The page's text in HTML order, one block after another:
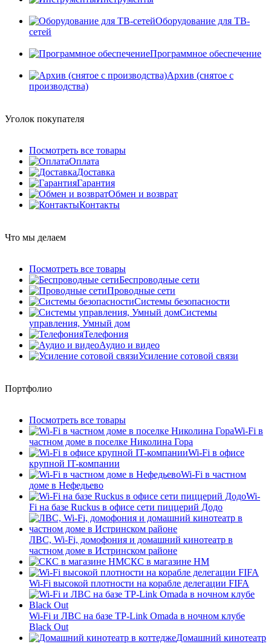
Оборудование для ТВ-
сетей
Программное обеспечение
Архив (снятое с
производства)
Уголок покупателя
Посмотреть все товары
Оплата
Доставка
Гарантия
Обмен и возврат
Контакты
Что мы делаем
Посмотреть все товары
Беспроводные сети
Проводные сети
Системы безопасности
Системы
управления, Умный дом
Телефония
Аудио и видео
Усиление сотовой связи
Портфолио
Посмотреть все товары
Wi-Fi в
частном доме в поселке Николина Гора
Wi-Fi в офисе
крупной IT-компании
Wi-Fi в частном
доме в Нефедьево
Wi-
Fi на базе Ruckus в офисе сети пиццерий Додо
ЛВС, Wi-Fi, домофония и домашний кинотеатр в
частном доме в Истринском районе
СКС в магазине HM
Wi-Fi высокой плотности на корабле делегации FIFA
Wi-Fi и ЛВС на базе TP-Link Omada в ночном клубе
Black Out
Домашний кинотеатр